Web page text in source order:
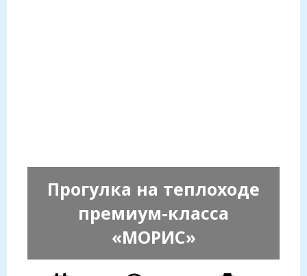
Прогулка на теплоходе
премиум-класса
«МОРИС»